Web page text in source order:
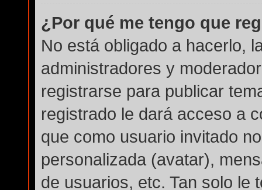
¿Por qué me tengo que
No está obligado a hacerlo,
administradores y
registrarse para publicar
registrado le dará acceso a
que como usuario invitado
personalizada (avatar),
de usuarios, etc. Tan solo le